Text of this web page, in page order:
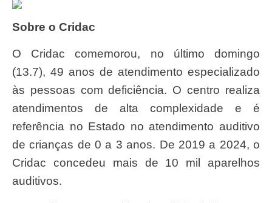
Sobre o Cridac
O Cridac comemorou, no último domingo
(13.7), 49 anos de atendimento especializado
às pessoas com deficiência. O centro realiza
atendimentos de alta complexidade e é
referência no Estado no atendimento auditivo
de crianças de 0 a 3 anos. De 2019 a 2024, o
Cridac concedeu mais de 10 mil aparelhos
auditivos.